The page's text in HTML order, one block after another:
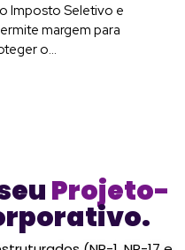
Imposto Seletivo e
margem para
o...
Projeto-